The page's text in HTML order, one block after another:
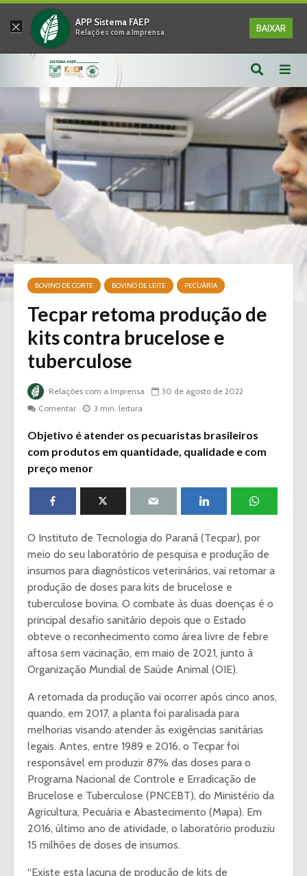
× APP Sistema FAEP
Relações com a Imprensa BAIXAR
BOVINO DE CORTE BOVINO DE LEITE PECUÁRIA
Tecpar retoma produção de
kits contra brucelose e
tuberculose
Relações com a Imprensa
30 de agosto de 2022
Comentar
3 min. leitura
Objetivo é atender os pecuaristas brasileiros
com produtos em quantidade, qualidade e com
preço menor
O Instituto de Tecnologia do Paraná (Tecpar), por
meio do seu laboratório de pesquisa e produção de
insumos para diagnósticos veterinários, vai retomar a
produção de doses para kits de brucelose e
tuberculose bovina. O combate às duas doenças é o
principal desafio sanitário depois que o Estado
obteve o reconhecimento como área livre de febre
aftosa sem vacinação, em maio de 2021, junto à
Organização Mundial de Saúde Animal (OIE).
A retomada da produção vai ocorrer após cinco anos,
quando, em 2017, a planta foi paralisada para
melhorias visando atender às exigências sanitárias
legais. Antes, entre 1989 e 2016, o Tecpar foi
responsável em produzir 87% das doses para o
Programa Nacional de Controle e Erradicação de
Brucelose e Tuberculose (PNCEBT), do Ministério da
Agricultura, Pecuária e Abastecimento (Mapa). Em
2016, último ano de atividade, o laboratório produziu
15 milhões de doses de insumos.
“Existe esta lacuna de produção de kits de